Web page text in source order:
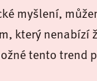
myšlení,
který nenabízí
tento trend